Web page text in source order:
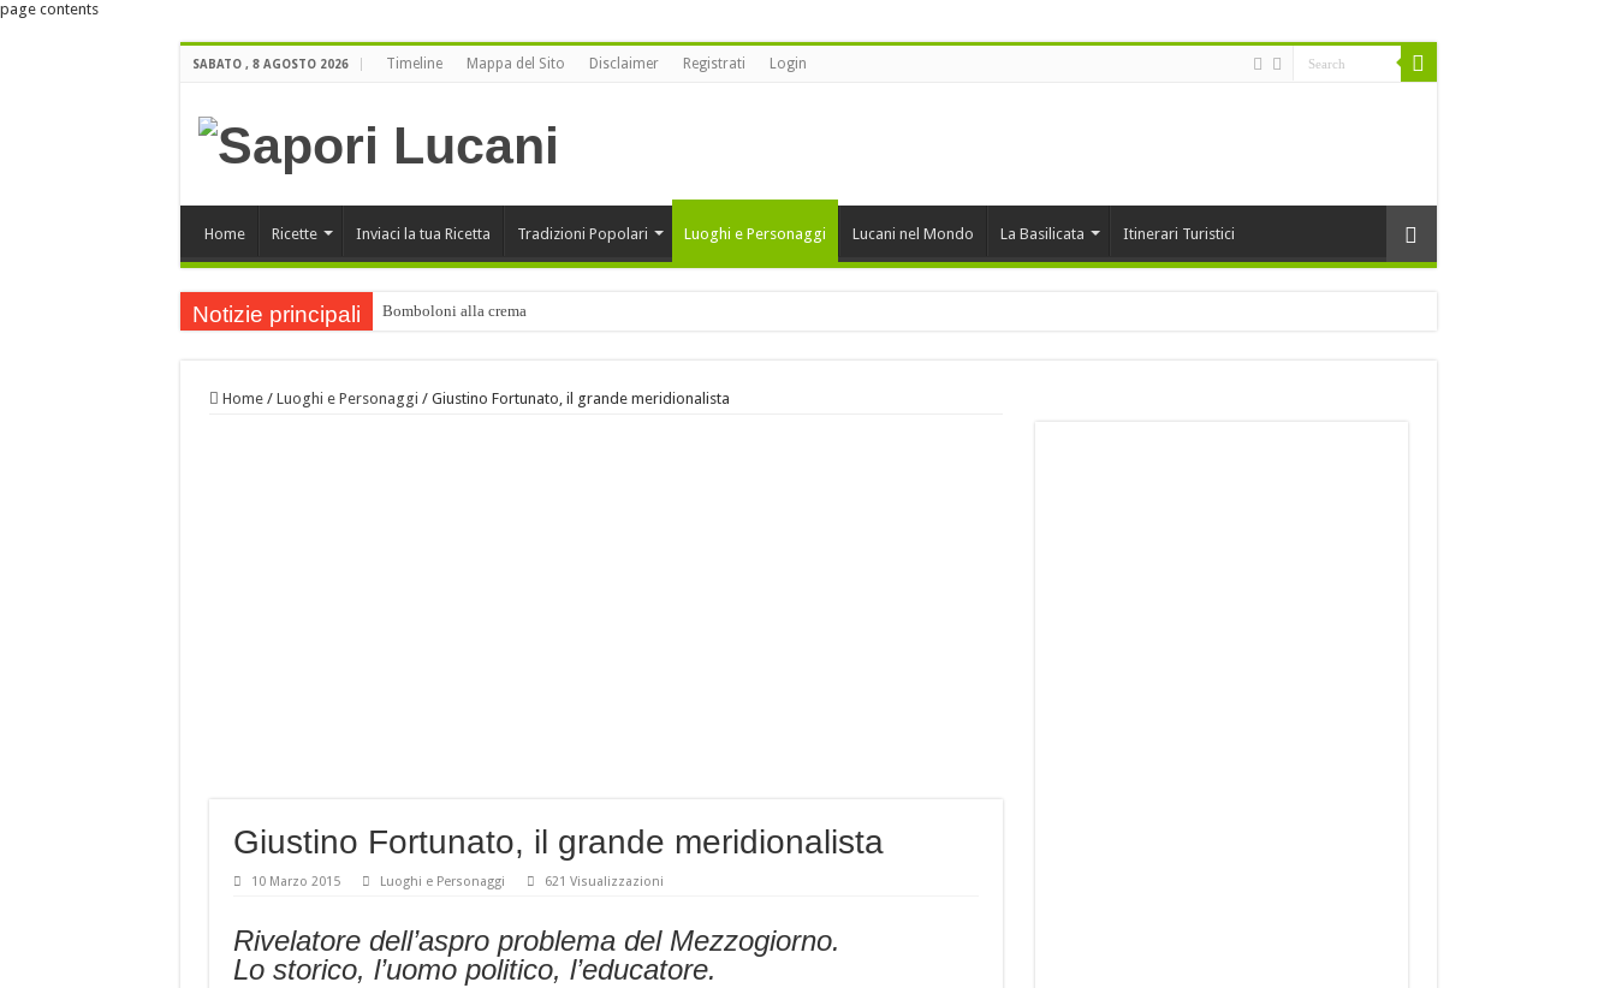
page contents
SABATO , 8 AGOSTO 2026 Timeline Mappa del Sito Disclaimer Registrati Login
Home Ricette Inviaci la tua Ricetta Tradizioni Popolari Luoghi e Personaggi Lucani nel Mondo La Basilicata Itinerari Turistici
Notizie principali Bomboloni alla crema
ORO LUCANO di Luigi Buonansegna vince alla XII edizione di Sherbeth Festival 2020
Home / Luoghi e Personaggi / Giustino Fortunato, il grande meridionalista
Giustino Fortunato, il grande meridionalista
10 Marzo 2015 Luoghi e Personaggi 621 Visualizzazioni
Rivelatore dell’aspro problema del Mezzogiorno.
Lo storico, l’uomo politico, l’educatore.